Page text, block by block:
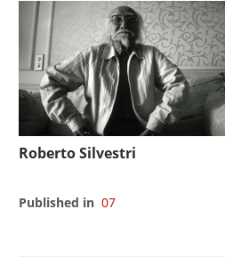
Roberto Silvestri
Published in 07